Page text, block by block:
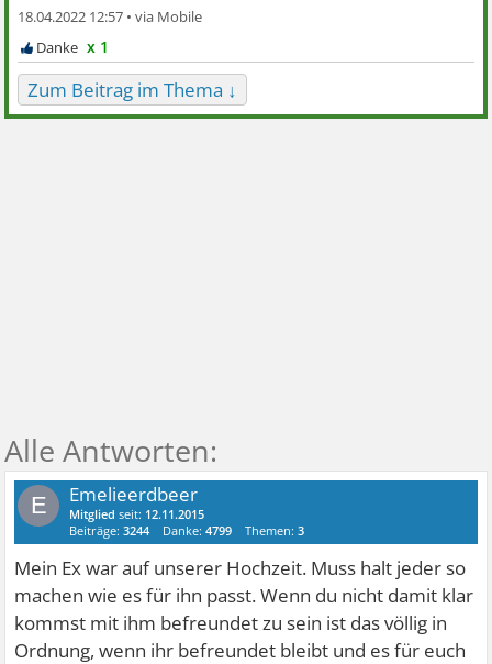
18.04.2022 12:57 •
x 1
Zum Beitrag im Thema ↓
E Emelieerdbeer
Mitglied seit: 12.11.2015
Beiträge:3244 Danke:4799 Themen:3
Mein Ex war auf unserer Hochzeit. Muss halt jeder so
machen wie es für ihn passt. Wenn du nicht damit klar
kommst mit ihm befreundet zu sein ist das völlig in
Ordnung, wenn ihr befreundet bleibt und es für euch